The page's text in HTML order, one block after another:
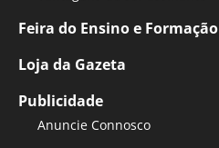
Feira do Ensino e Formação
Loja da Gazeta
Publicidade
Anuncie Connosco